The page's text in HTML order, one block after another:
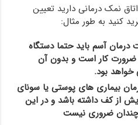
نمک درمانی دارید تعیین
کنید به طور مثال:
آسم باید حتما دستگاه
ضرورت کار است و بدون آن
بود.
بیماری های پوستی یا سونای
از کف داشته باشد و در این
چندان ضروری نیست